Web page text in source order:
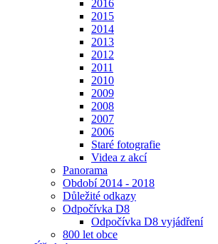
2016
2015
2014
2013
2012
2011
2010
2009
2008
2007
2006
Staré fotografie
Videa z akcí
Panorama
Období 2014 - 2018
Důležité odkazy
Odpočívka D8
Odpočívka D8 vyjádření
800 let obce